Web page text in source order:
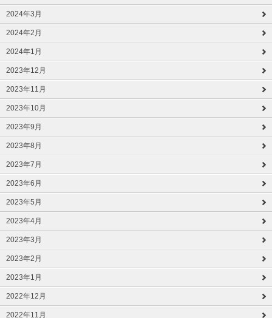
2024年3月
2024年2月
2024年1月
2023年12月
2023年11月
2023年10月
2023年9月
2023年8月
2023年7月
2023年6月
2023年5月
2023年4月
2023年3月
2023年2月
2023年1月
2022年12月
2022年11月